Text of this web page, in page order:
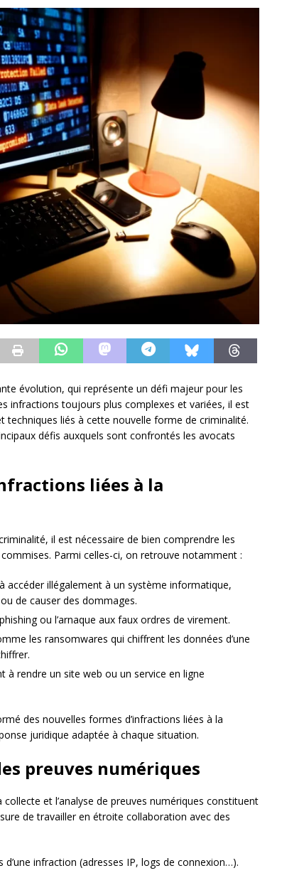
évolution, qui représente un défi majeur pour les
infractions toujours plus complexes et variées, il est
techniques liés à cette nouvelle forme de criminalité.
défis auxquels sont confrontés les avocats
liées à la
il est nécessaire de bien comprendre les
Parmi celles-ci, on retrouve notamment :
accéder illégalement à un système informatique,
de causer des dommages.
ou l’arnaque aux faux ordres de virement.
les ransomwares qui chiffrent les données d’une
à rendre un site web ou un service en ligne
des nouvelles formes d’infractions liées à la
juridique adaptée à chaque situation.
preuves numériques
et l’analyse de preuves numériques constituent
de travailler en étroite collaboration avec des
infraction (adresses IP, logs de connexion…).